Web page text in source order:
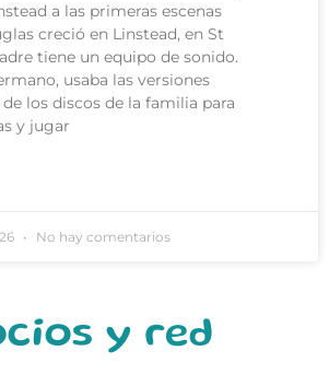
a las primeras escenas
creció en Linstead, en St
tiene un equipo de sonido.
usaba las versiones
los discos de la familia para
y jugar
No hay comentarios
y red